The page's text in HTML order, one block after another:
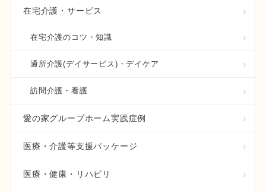
在宅介護・サービス
在宅介護のコツ・知識
通所介護(デイサービス)・デイケア
訪問介護・看護
愛の家グループホーム実践症例
医療・介護等支援パッケージ
医療・健康・リハビリ